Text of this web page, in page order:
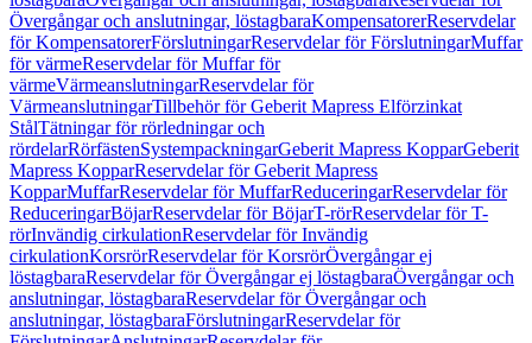
Övergångar och anslutningar, löstagbaraKompensatorerReservdelar
för KompensatorerFörslutningarReservdelar för FörslutningarMuffar
för värmeReservdelar för Muffar för
värmeVärmeanslutningarReservdelar för
VärmeanslutningarTillbehör för Geberit Mapress Elförzinkat
StålTätningar för rörledningar och
rördelarRörfästenSystempackningarGeberit Mapress KopparGeberit
Mapress KopparReservdelar för Geberit Mapress
KopparMuffarReservdelar för MuffarReduceringarReservdelar för
ReduceringarBöjarReservdelar för BöjarT-rörReservdelar för T-
rörInvändig cirkulationReservdelar för Invändig
cirkulationKorsrörReservdelar för KorsrörÖvergångar ej
löstagbaraReservdelar för Övergångar ej löstagbaraÖvergångar och
anslutningar, löstagbaraReservdelar för Övergångar och
anslutningar, löstagbaraFörslutningarReservdelar för